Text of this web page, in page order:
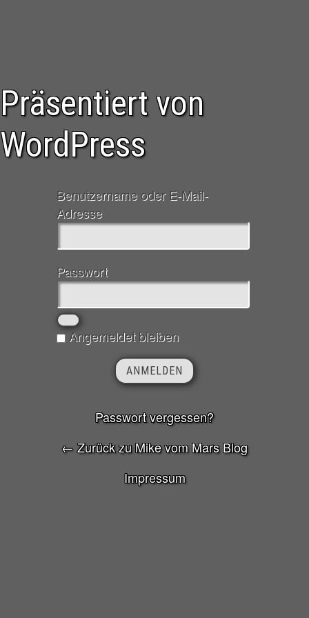
Präsentiert von
WordPress
Benutzername oder E-Mail-
Adresse
Passwort
Angemeldet bleiben
Passwort vergessen?
← Zurück zu Mike vom Mars Blog
Impressum